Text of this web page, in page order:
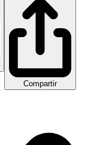
Compartir